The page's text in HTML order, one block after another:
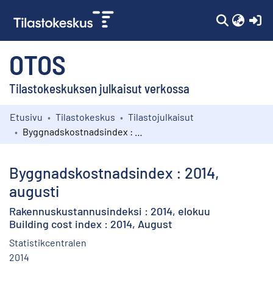
OTOS
Tilastokeskuksen julkaisut verkossa
Kokoelmat
Etusivu Tilastokeskus
Tilastojulkaisut
Byggnadskostnadsindex : 2014,
augusti
Rakennuskustannusindeksi : 2014, elokuu
Building cost index : 2014, August
Statistikcentralen
2014